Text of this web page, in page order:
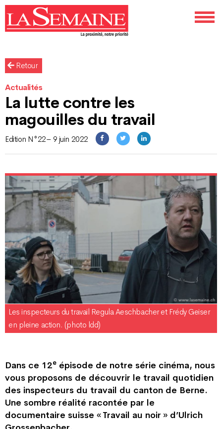
Retour
Actualités
La lutte contre les
magouilles du travail
Edition N°22– 9 juin 2022
Les inspecteurs du travail Regula Aeschbacher et Frédy Geiser
en pleine action. (photo ldd)
Dans ce 12e épisode de notre série cinéma, nous
vous proposons de découvrir le travail quotidien
des inspecteurs du travail du canton de Berne.
Une sombre réalité racontée par le
documentaire suisse « Travail au noir » d’Ulrich